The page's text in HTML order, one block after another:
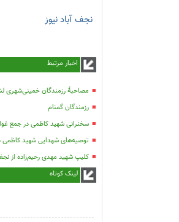
نجف آباد نیوز
اخبار مرتبط
مصاحبۀ رزمندگان خمینی‌شهری لشکر8 در
رزمندگان گمنام
سخنرانی شهید کاظمی در جمع
توصیه‌های شهدایی شهید کاظمی
کلیپ شهید مهدی رحیم‌زاده از نجف‌آباد
لینک کوتاه